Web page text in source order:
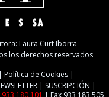
Laura Curt Iborra
los derechos reservados
Política de Cookies
SUSCRIPCIÓN
933 180 101 | Fax 933 183 505